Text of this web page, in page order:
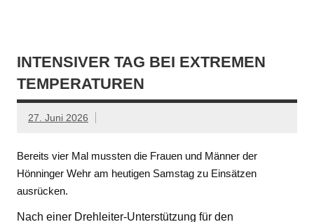
INTENSIVER TAG BEI EXTREMEN
TEMPERATUREN
27. Juni 2026
Bereits vier Mal mussten die Frauen und Männer der
Hönninger Wehr am heutigen Samstag zu Einsätzen
ausrücken.
Nach einer Drehleiter-Unterstützung für den